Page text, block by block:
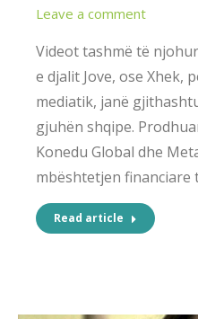
Leave a comment
Videot tashmë të
e djalit Jove, ose Xhek,
mediatik, janë
gjuhën shqipe.
Konedu Global dhe
mbështetjen financiare
Read article